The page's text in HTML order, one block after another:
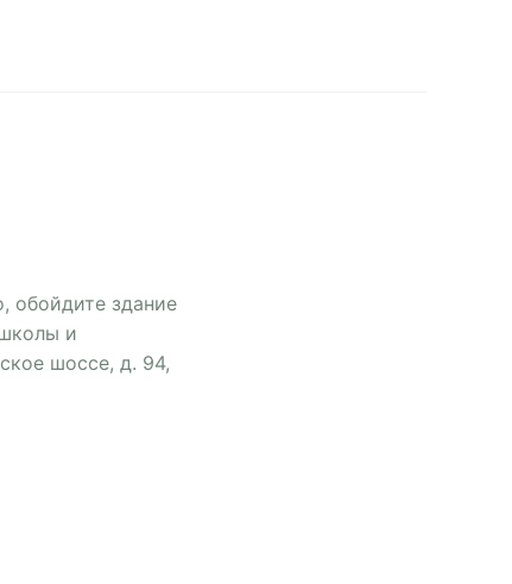
обойдите здание
и
шоссе, д. 94,